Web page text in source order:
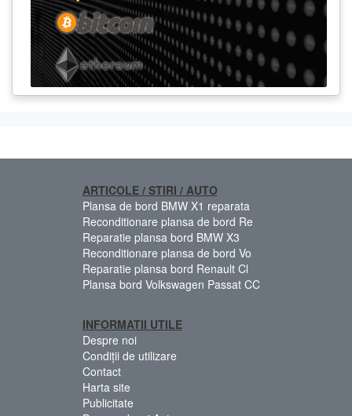
ARTICOLE / STIRI / AUTO
Plansa de bord BMW X1 reparata
Reconditionare plansa de bord Re
Reparatie plansa bord BMW X3
Reconditionare plansa de bord Vo
Reparatie plansa bord Renault Cl
Plansa bord Volkswagen Passat CC
INFORMATII UTILE
Despre noi
Condiții de utilizare
Contact
Harta site
Publicitate